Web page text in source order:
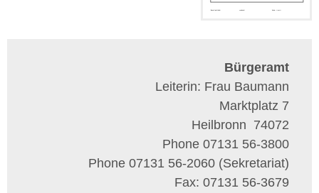
Bürgeramt
Leiterin: Frau Baumann
Marktplatz 7
74072
Heilbronn
Phone 07131 56-3800
Phone 07131 56-2060 (Sekretariat)
Fax: 07131 56-3679